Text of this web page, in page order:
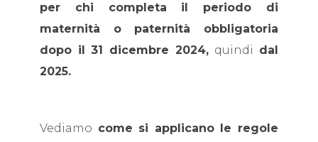
per chi completa il periodo di
maternità o paternità obbligatoria
dopo il 31 dicembre 2024, quindi dal
2025.
Vediamo come si applicano le regole